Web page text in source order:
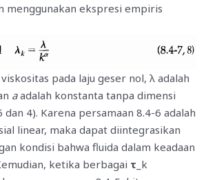
menggunakan ekspresi empiris
pada laju geser nol, λ adalah
aadalah konstanta tanpa dimensi
dan 4). Karena persamaan 8.4-6 adalah
linear, maka dapat diintegrasikan
kondisi bahwa fluida dalam keadaan
ketika berbagai τ _k